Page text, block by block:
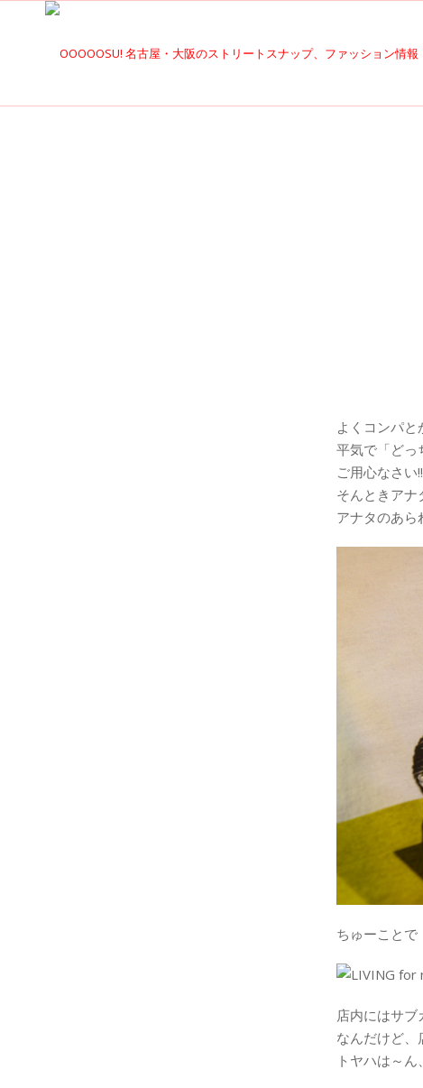
よくコンパと
平気で「どっ
ご用心なさい
そんときアナ
アナタのあら
ちゅーことで
店内にはサ
なんだけど、
トヤハは～